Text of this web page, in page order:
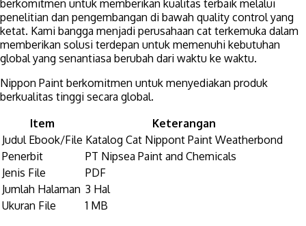
berkomitmen untuk memberikan kualitas terbaik melalui
penelitian dan pengembangan di bawah quality control yang
ketat. Kami bangga menjadi perusahaan cat terkemuka dalam
memberikan solusi terdepan untuk memenuhi kebutuhan
global yang senantiasa berubah dari waktu ke waktu.
Nippon Paint berkomitmen untuk menyediakan produk
berkualitas tinggi secara global.
Item
Keterangan
Judul Ebook/File Katalog Cat Nippont Paint Weatherbond
Penerbit
PT Nipsea Paint and Chemicals
Jenis File
PDF
Jumlah Halaman 3 Hal
Ukuran File
1 MB